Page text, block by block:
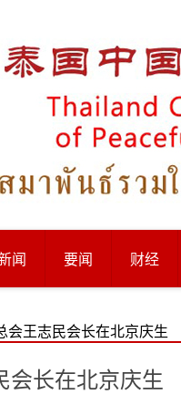
闻 要闻 财经
会王志民会长在北京庆生
会长在北京庆生